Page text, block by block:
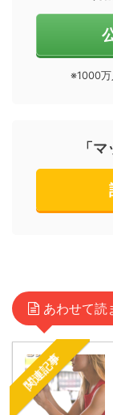
※1000万
「
あわせて読
関連記事